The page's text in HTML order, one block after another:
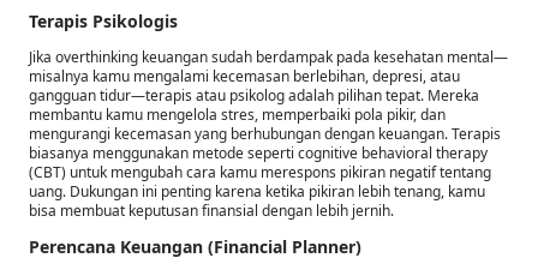
Terapis Psikologis
Jika overthinking keuangan sudah berdampak pada kesehatan mental—
misalnya kamu mengalami kecemasan berlebihan, depresi, atau
gangguan tidur—terapis atau psikolog adalah pilihan tepat. Mereka
membantu kamu mengelola stres, memperbaiki pola pikir, dan
mengurangi kecemasan yang berhubungan dengan keuangan. Terapis
biasanya menggunakan metode seperti cognitive behavioral therapy
(CBT) untuk mengubah cara kamu merespons pikiran negatif tentang
uang. Dukungan ini penting karena ketika pikiran lebih tenang, kamu
bisa membuat keputusan finansial dengan lebih jernih.
Perencana Keuangan (Financial Planner)